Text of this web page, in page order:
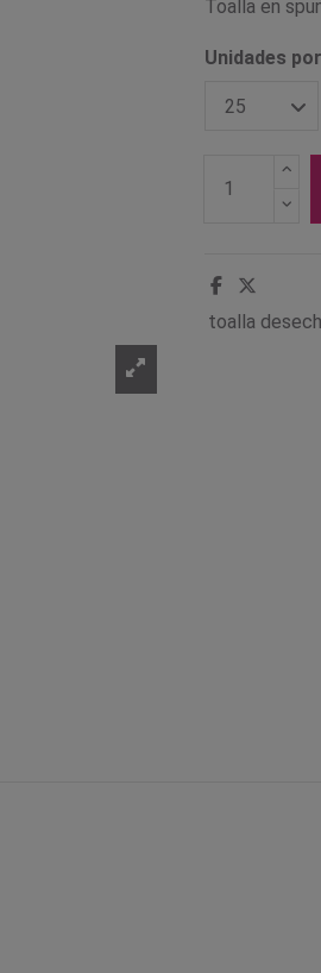
Toalla en
Unidades
toalla